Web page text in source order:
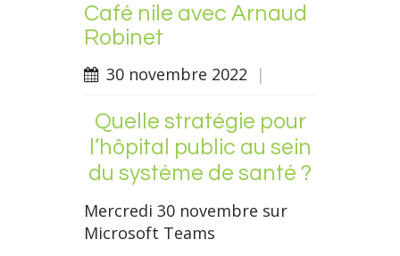
Café nile avec Arnaud
Robinet
30 novembre 2022 |
Quelle stratégie pour
l’hôpital public au sein
du système de santé ?
Mercredi 30 novembre sur
Microsoft Teams